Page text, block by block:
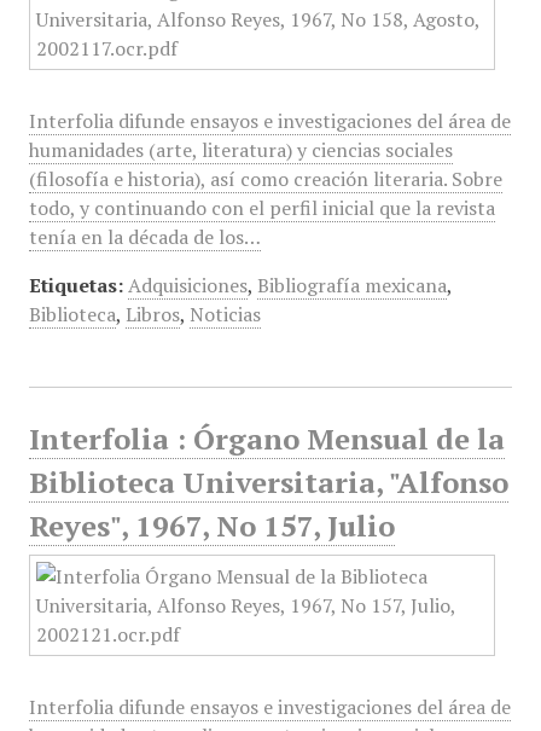
Interfolia difunde ensayos e investigaciones del área de
humanidades (arte, literatura) y ciencias sociales
(filosofía e historia), así como creación literaria. Sobre
todo, y continuando con el perfil inicial que la revista
tenía en la década de los…
Etiquetas: Adquisiciones, Bibliografía mexicana,
Biblioteca, Libros, Noticias
Interfolia : Órgano Mensual de la
Biblioteca Universitaria, "Alfonso
Reyes", 1967, No 157, Julio
Interfolia difunde ensayos e investigaciones del área de